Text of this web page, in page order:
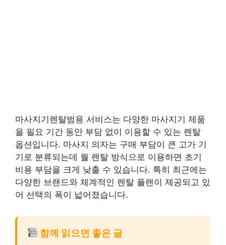
마사지기렌탈범용 서비스는 다양한 마사지기 제품
을 필요 기간 동안 부담 없이 이용할 수 있는 렌탈
옵션입니다. 마사지 의자는 구매 부담이 큰 고가 기
기로 분류되는데 월 렌탈 방식으로 이용하면 초기
비용 부담을 크게 낮출 수 있습니다. 특히 최근에는
다양한 브랜드와 체계적인 렌탈 플랜이 제공되고 있
어 선택의 폭이 넓어졌습니다.
함께 읽으면 좋은 글